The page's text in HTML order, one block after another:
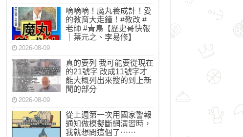
嘀嘀嘀！魔丸養成計！愛
的教育大走鐘！#教改 #
老師 #青鳥【歷史哥快報
｜葉元之、李易修】
2026-08-09
真的要列 我可能要從現在
的21號字 改成11號字才
能大概列出來搜的到上新
聞的部分
2026-08-09
從上週第一次用國家警報
通知做模擬斷網演習時，
我就想問這個了⋯⋯